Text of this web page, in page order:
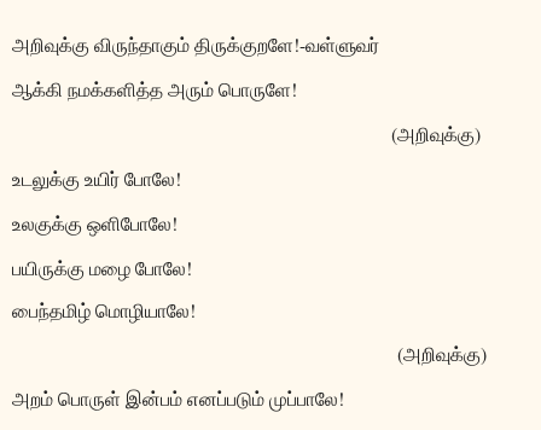
அறிவுக்கு விருந்தாகும் திருக்குறளே!-வள்ளுவர்
ஆக்கி நமக்களித்த அரும் பொருளே!
(அறிவுக்கு)
உடலுக்கு உயிர் போலே!
உலகுக்கு ஒளிபோலே!
பயிருக்கு மழை போலே!
பைந்தமிழ் மொழியாலே!
(அறிவுக்கு)
அறம் பொருள் இன்பம் எனப்படும் முப்பாலே!